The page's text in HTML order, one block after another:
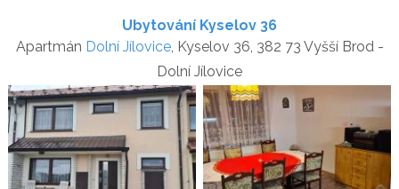
Ubytování Kyselov 36
Apartmán Dolní Jílovice, Kyselov 36, 382 73 Vyšší Brod -
Dolní Jílovice